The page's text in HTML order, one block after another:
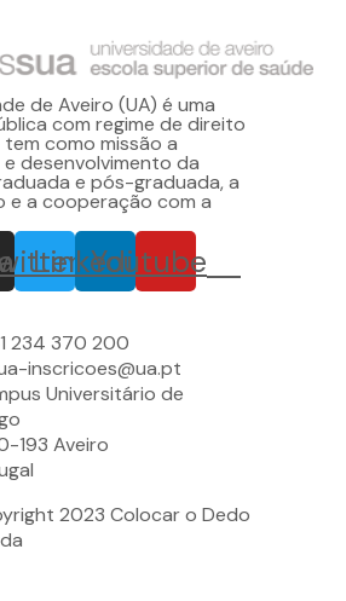
de Aveiro (UA) é uma
com regime de direito
como missão a
desenvolvimento da
e pós-graduada, a
e a cooperação com a
Linkedin
Youtube
234 370 200
inscricoes@ua.pt
Universitário de
193 Aveiro
2023 Colocar o Dedo